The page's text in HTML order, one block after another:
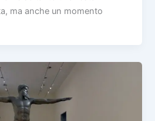
ma anche un momento